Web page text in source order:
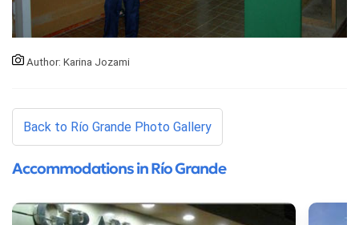
Author: Karina Jozami
Back to Río Grande Photo Gallery
Accommodations in Río Grande